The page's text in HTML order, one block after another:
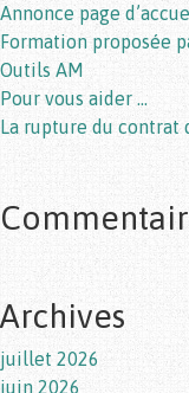
Annonce page
Formation proposée
Outils AM
Pour vous aider …
La rupture du contrat
Archives
juillet 2026
juin 2026